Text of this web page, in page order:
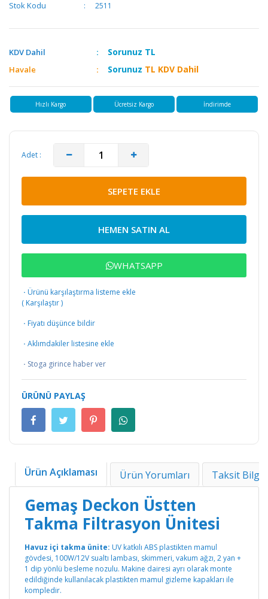
Stok Kodu 2511
KDV Dahil Sorunuz TL
Havale Sorunuz TL KDV Dahil
Hızlı Kargo Ücretsiz Kargo İndirimde
Adet :
SEPETE EKLE
HEMEN SATIN AL
WHATSAPP
· Ürünü karşılaştırma listeme ekle
( Karşılaştır)
· Fiyatı düşünce bildir
· Aklımdakiler listesine ekle
· Stoga girince haber ver
ÜRÜNÜ PAYLAŞ
Ürün Açıklaması Ürün Yorumları Taksit
Gemaş Deckon Üstten
Takma Filtrasyon Ünitesi
Havuz içi takma ünite: UV katkılı ABS plastikten mamul
gövdesi, 100W/12V sualtı lambası, skimmeri, vakum ağzı, 2 yan +
1 dip yönlü besleme nozulu. Makine dairesi ayrı olarak monte
edildiğinde kullanılacak plastikten mamul gizleme kapakları ile
kompledir.